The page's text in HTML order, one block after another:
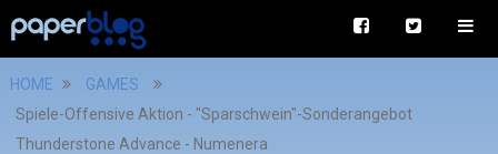
HOME
GAMES
Spiele-Offensive Aktion - "Sparschwein"-Sonderangebot
Thunderstone Advance - Numenera